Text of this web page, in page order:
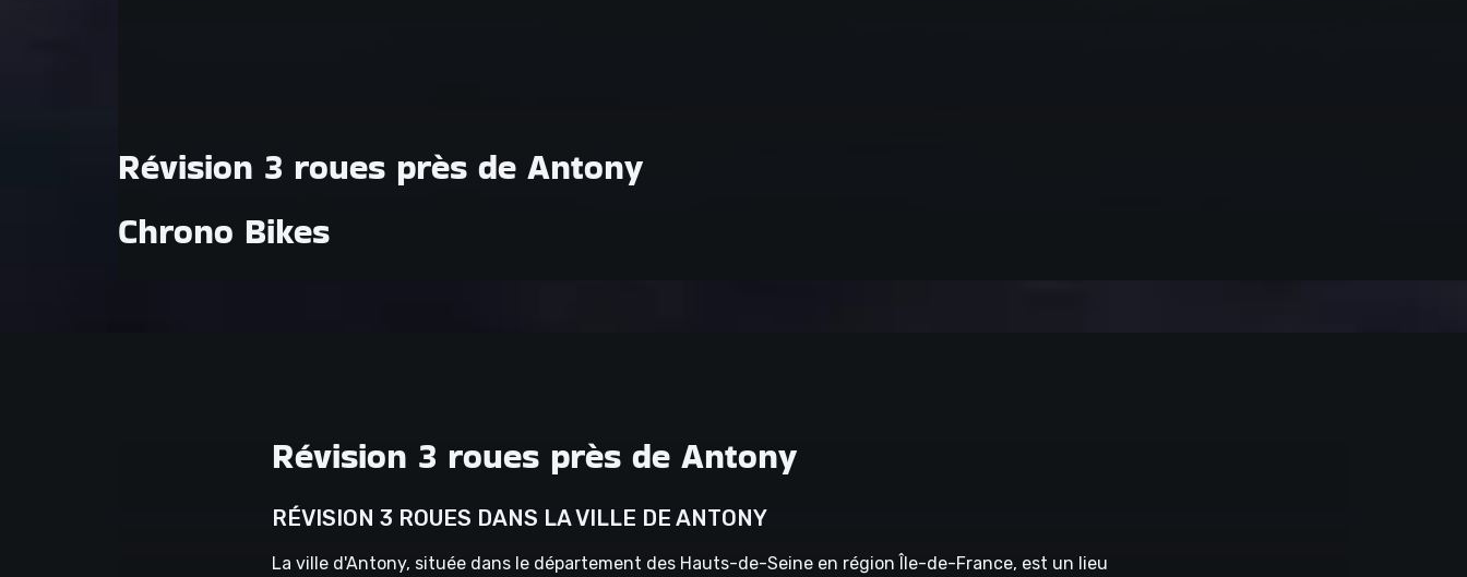
Révision 3 roues près de Antony
Chrono Bikes
Révision 3 roues près de Antony
RÉVISION 3 ROUES DANS LA VILLE DE ANTONY
La ville d'Antony, située dans le département des Hauts-de-Seine en région Île-de-France, est un lieu